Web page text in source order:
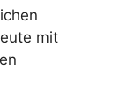
mit